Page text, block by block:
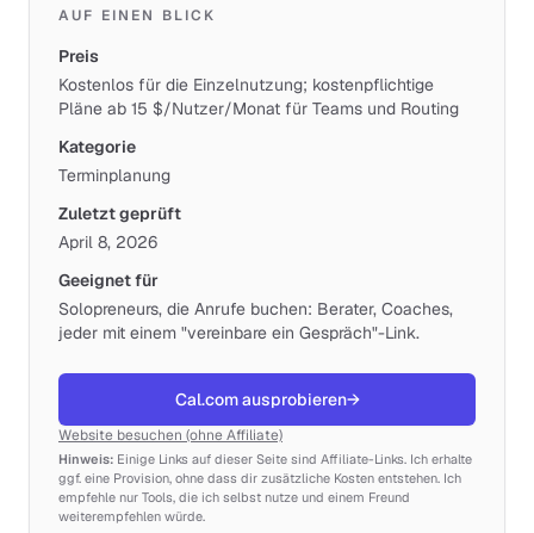
AUF EINEN BLICK
Preis
Kostenlos für die Einzelnutzung; kostenpflichtige
Pläne ab 15 $/Nutzer/Monat für Teams und Routing
Kategorie
Terminplanung
Zuletzt geprüft
April 8, 2026
Geeignet für
Solopreneurs, die Anrufe buchen: Berater, Coaches,
jeder mit einem "vereinbare ein Gespräch"-Link.
Cal.com ausprobieren→
Website besuchen (ohne Affiliate)
Hinweis: Einige Links auf dieser Seite sind Affiliate-Links. Ich erhalte
ggf. eine Provision, ohne dass dir zusätzliche Kosten entstehen. Ich
empfehle nur Tools, die ich selbst nutze und einem Freund
weiterempfehlen würde.